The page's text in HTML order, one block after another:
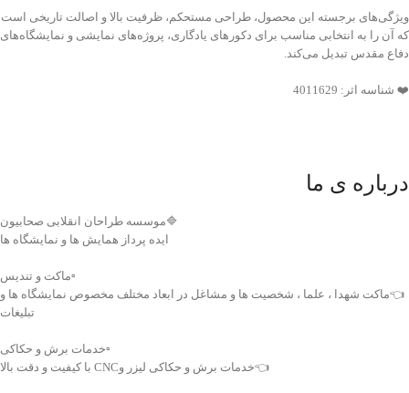
ویژگی‌های برجسته این محصول، طراحی مستحکم، ظرفیت بالا و اصالت تاریخی است
که آن را به انتخابی مناسب برای دکورهای یادگاری، پروژه‌های نمایشی و نمایشگاه‌های
دفاع مقدس تبدیل می‌کند.
❤️ شناسه اثر: 4011629
درباره ی ما
🔷موسسه طراحان انقلابی صحابیون
ایده پرداز همایش ها و نمایشگاه ها
▫️ماکت و تندیس
👈ماکت شهدا ، علما ، شخصیت ها و مشاغل در ابعاد مختلف مخصوص نمایشگاه ها و
تبلیغات
▫️خدمات برش و حکاکی
👈خدمات برش و حکاکی لیزر وCNC با کیفیت و دقت بالا